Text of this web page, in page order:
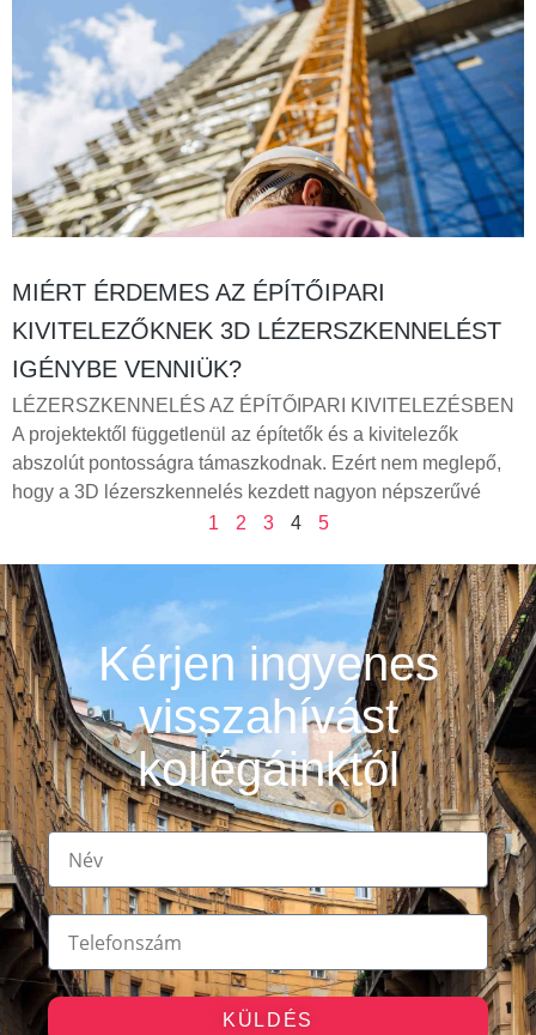
MIÉRT ÉRDEMES AZ ÉPÍTŐIPARI
KIVITELEZŐKNEK 3D LÉZERSZKENNELÉST
IGÉNYBE VENNIÜK?
LÉZERSZKENNELÉS AZ ÉPÍTŐIPARI KIVITELEZÉSBEN
A projektektől függetlenül az építetők és a kivitelezők
abszolút pontosságra támaszkodnak. Ezért nem meglepő,
hogy a 3D lézerszkennelés kezdett nagyon népszerűvé
1
2 3 4 5
Kérjen ingyenes
visszahívást
kollégáinktól
KÜLDÉS